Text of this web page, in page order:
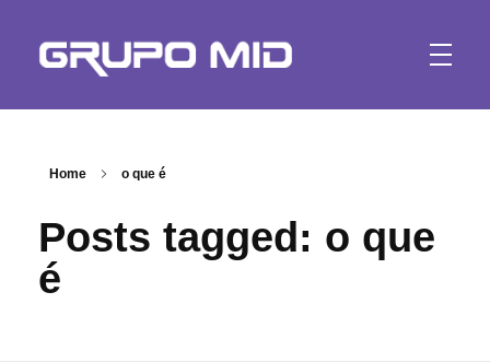
Home o que é
Posts tagged: o que
é